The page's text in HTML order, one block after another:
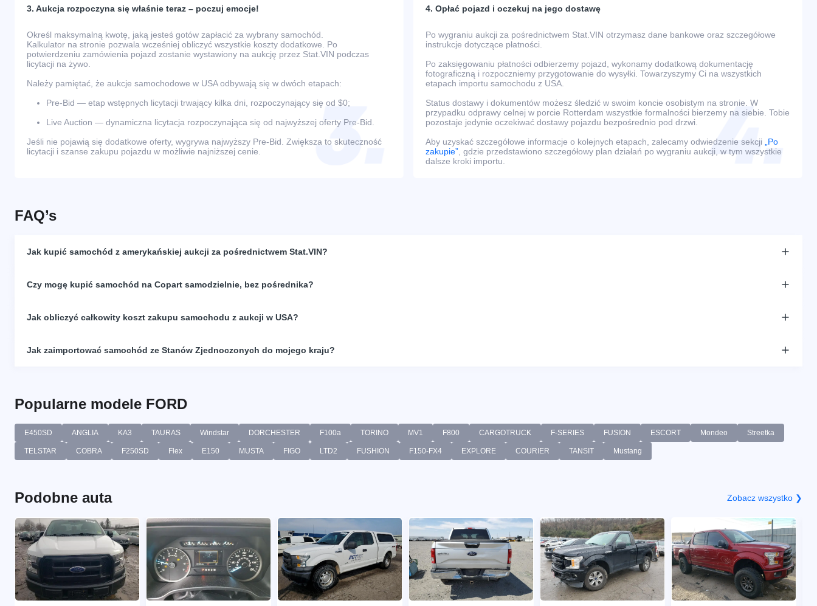
3. Aukcja rozpoczyna się właśnie teraz – poczuj emocje!
Określ maksymalną kwotę, jaką jesteś gotów zapłacić za wybrany samochód.
Kalkulator na stronie pozwala wcześniej obliczyć wszystkie koszty dodatkowe. Po
potwierdzeniu zamówienia pojazd zostanie wystawiony na aukcję przez Stat.VIN podczas
licytacji na żywo.
Należy pamiętać, że aukcje samochodowe w USA odbywają się w dwóch etapach:
Pre-Bid — etap wstępnych licytacji trwający kilka dni, rozpoczynający się od $0;
Live Auction — dynamiczna licytacja rozpoczynająca się od najwyższej oferty Pre-Bid.
Jeśli nie pojawią się dodatkowe oferty, wygrywa najwyższy Pre-Bid. Zwiększa to skuteczność
licytacji i szanse zakupu pojazdu w możliwie najniższej cenie.
4. Opłać pojazd i oczekuj na jego dostawę
Po wygraniu aukcji za pośrednictwem Stat.VIN otrzymasz dane bankowe oraz szczegółowe
instrukcje dotyczące płatności.
Po zaksięgowaniu płatności odbierzemy pojazd, wykonamy dodatkową dokumentację
fotograficzną i rozpoczniemy przygotowanie do wysyłki. Towarzyszymy Ci na wszystkich
etapach importu samochodu z USA.
Status dostawy i dokumentów możesz śledzić w swoim koncie osobistym na stronie. W
przypadku odprawy celnej w porcie Rotterdam wszystkie formalności bierzemy na siebie. Tobie
pozostaje jedynie oczekiwać dostawy pojazdu bezpośrednio pod drzwi.
Aby uzyskać szczegółowe informacje o kolejnych etapach, zalecamy odwiedzenie sekcji
„Po
zakupie” , gdzie przedstawiono szczegółowy plan działań po wygraniu aukcji, w tym wszystkie
dalsze kroki importu.
FAQ’s
Jak kupić samochód z amerykańskiej aukcji za pośrednictwem Stat.VIN?
Czy mogę kupić samochód na Copart samodzielnie, bez pośrednika?
Jak obliczyć całkowity koszt zakupu samochodu z aukcji w USA?
Jak zaimportować samochód ze Stanów Zjednoczonych do mojego kraju?
Popularne modele FORD
E450SD ANGLIA KA3 TAURAS Windstar DORCHESTER F100a TORINO MV1 F800 CARGOTRUCK F-SERIES FUSION ESCORT Mondeo Streetka
TELSTAR COBRA F250SD Flex E150 MUSTA FIGO LTD2 FUSHION F150-FX4 EXPLORE COURIER TANSIT Mustang
Podobne auta Zobacz wszystko ❯